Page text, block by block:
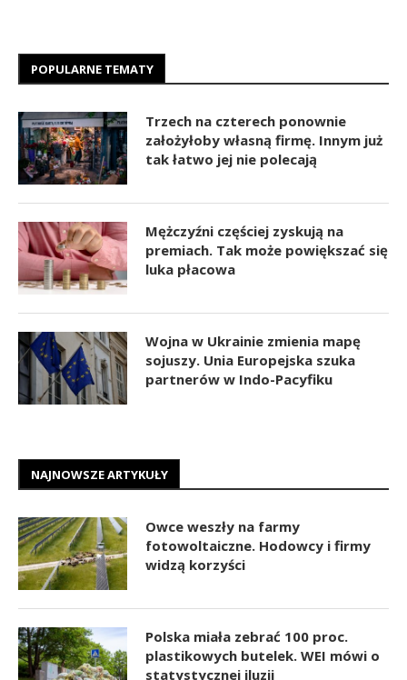
POPULARNE TEMATY
Trzech na czterech ponownie
założyłoby własną firmę. Innym już
tak łatwo jej nie polecają
Mężczyźni częściej zyskują na
premiach. Tak może powiększać się
luka płacowa
Wojna w Ukrainie zmienia mapę
sojuszy. Unia Europejska szuka
partnerów w Indo-Pacyfiku
NAJNOWSZE ARTYKUŁY
Owce weszły na farmy
fotowoltaiczne. Hodowcy i firmy
widzą korzyści
Polska miała zebrać 100 proc.
plastikowych butelek. WEI mówi o
statystycznej iluzji